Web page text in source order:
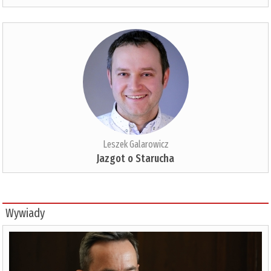
Leszek Galarowicz
Jazgot o Starucha
Wywiady